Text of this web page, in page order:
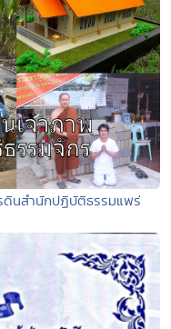
นสำนักปฏิบัติธรรมแพร่